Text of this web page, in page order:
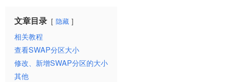
文章目录 隐藏
相关教程
查看SWAP分区大小
修改、新增SWAP分区的大小
其他